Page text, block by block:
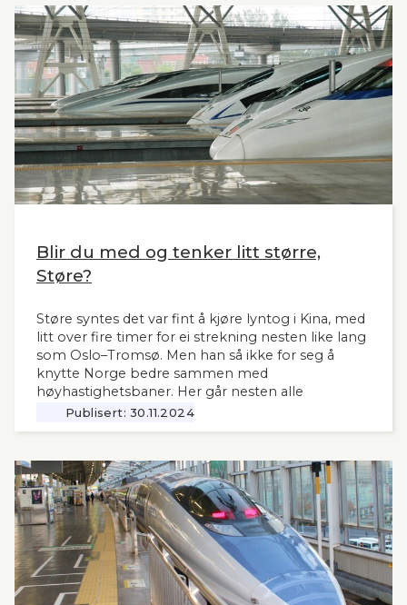
tid. Seners utredning vil derfor være interessant
også for andre aktuelle høyhastighetsbaner i
Norge og til våre naboland.
Blir du med og tenker litt større,
Støre?
Støre syntes det var fint å kjøre lyntog i Kina, med
litt over fire timer for ei strekning nesten like lang
som Oslo–Tromsø. Men han så ikke for seg å
knytte Norge bedre sammen med
høyhastighetsbaner. Her går nesten alle
jernbanemidlene til det sentrale Østlandet.
Markedet, mulighetene og behovene for raske,
vanskelig for å se. Slik innleder lederne og
sekretær i Lyntogforum Vestlandsbanen
kronikken sin i Stavanger Aftenblad 26.11.2024.
Publisert: 30.11.2024